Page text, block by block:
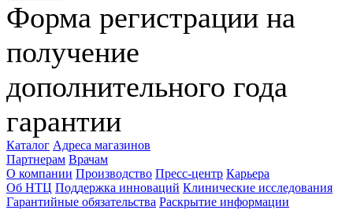
Форма регистрации на
получение
дополнительного года
гарантии
Каталог Адреса магазинов
Партнерам Врачам
О компании Производство Пресс-центр Карьера
Об НТЦ Поддержка инноваций Клинические исследования
Гарантийные обязательства Раскрытие информации